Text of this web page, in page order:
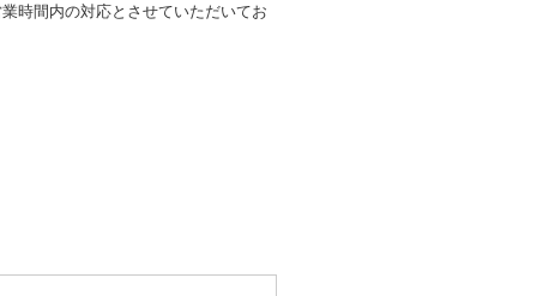
時間内の対応とさせていただいてお